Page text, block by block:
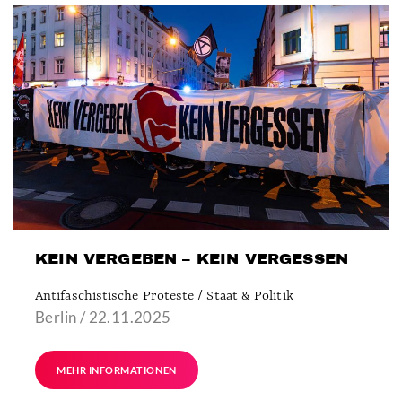
KEIN VERGEBEN – KEIN VERGESSEN
Antifaschistische Proteste / Staat & Politik
Berlin / 22.11.2025
MEHR INFORMATIONEN